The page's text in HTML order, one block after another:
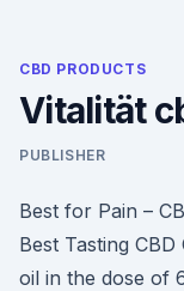
CBD PRODUCTS
Vitalität
PUBLISHER
Best for Pain –
Best Tasting
oil in the dose of